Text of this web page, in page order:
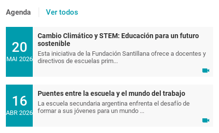
Agenda Ver todos
20
MAI 2026
Cambio Climático y STEM: Educación para un futuro
sostenible
Esta iniciativa de la Fundación Santillana ofrece a docentes y
directivos de escuelas prim...
16
ABR 2026
Puentes entre la escuela y el mundo del trabajo
La escuela secundaria argentina enfrenta el desafío de
formar a sus jóvenes para un mundo ...